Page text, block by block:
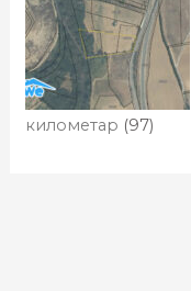
километар (97)